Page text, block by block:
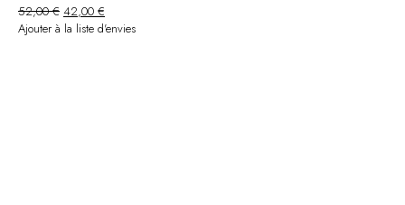
52,00€ Le
prix
42,00 €
prix
Ajouter à la liste d'envies